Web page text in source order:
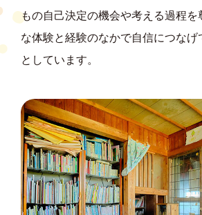
もの自己決定の機会や考える過程を
な体験と経験のなかで自信につなげ
としています。